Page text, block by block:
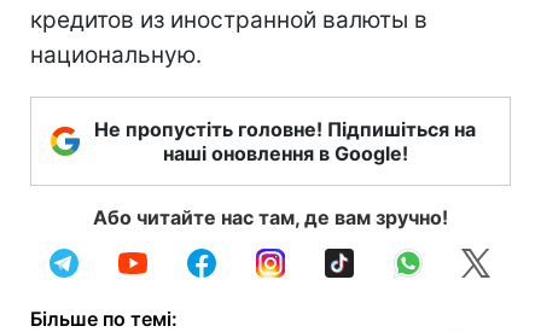
кредитов из иностранной валюты в
национальную.
Не пропустіть головне! Підпишіться на
наші оновлення в Google!
Або читайте нас там, де вам зручно!
Більше по темі: